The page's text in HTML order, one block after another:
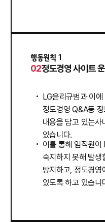
행동원칙 1
02정도경영 사이트
LG윤리규범과 이
정도경영 Q&A등
내용을 담고 있는사
있습니다.
이를 통해 임직원이
숙지하지 못해 발생
방지하고, 정도경영
있도록 하고 있습니